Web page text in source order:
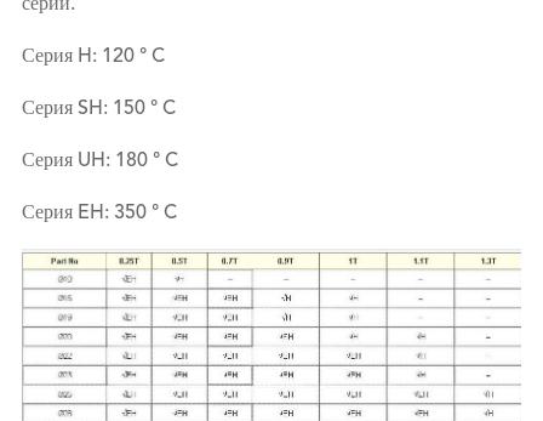
серий.
Серия H: 120 ° C
Серия SH: 150 ° C
Серия UH: 180 ° C
Серия EH: 350 ° C